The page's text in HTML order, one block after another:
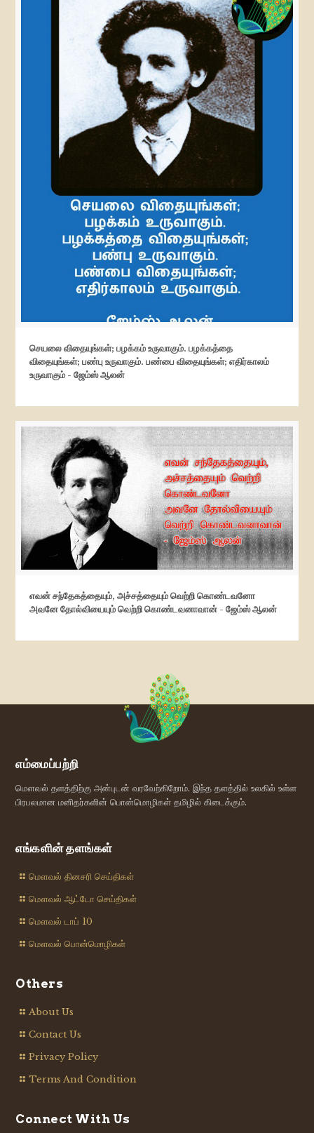
செயலை விதையுங்கள்; பழக்கம் உருவாகும். பழக்கத்தை
விதையுங்கள்; பண்பு உருவாகும். பண்பை விதையுங்கள்; எதிர்காலம்
உருவாகும் - ஜேம்ஸ் ஆலன்
எவன் சந்தேகத்தையும், அச்சத்தையும் வெற்றி கொண்டவனோ
அவனே தோல்வியையும் வெற்றி கொண்டவனாவான் - ஜேம்ஸ் ஆலன்
எம்மைப்பற்றி
மௌவல் தளத்திற்கு அன்புடன் வரவேற்கிறோம். இந்த தளத்தில் உலகில் உள்ள
பிரபலமான மனிதர்களின் பொன்மொழிகள் தமிழில் கிடைக்கும்.
எங்களின் தளங்கள்
மௌவல் தினசரி செய்திகள்
மௌவல் ஆட்டோ செய்திகள்
மௌவல் டாப் 10
மௌவல் பொன்மொழிகள்
Others
About Us
Contact Us
Privacy Policy
Terms And Condition
Connect With Us